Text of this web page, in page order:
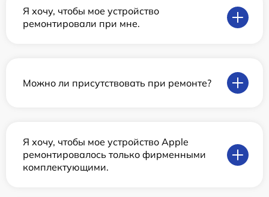
Я хочу, чтобы мое устройство
ремонтировали при мне.
Можно ли присутствовать при ремонте?
Я хочу, чтобы мое устройство Apple
ремонтировалось только фирменными
комплектующими.